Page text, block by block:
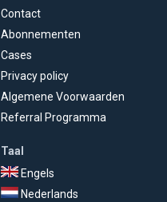
Contact
Abonnementen
Cases
Privacy policy
Algemene Voorwaarden
Referral Programma
Taal
Engels
Nederlands